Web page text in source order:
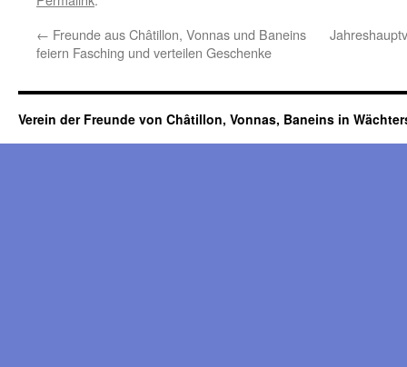
← Freunde aus Châtillon, Vonnas und Baneins
feiern Fasching und verteilen Geschenke
Verein der Freunde von Châtillon, Vonnas, Baneins in